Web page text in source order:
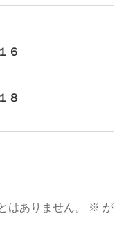
６
８
ありません。 ※ が